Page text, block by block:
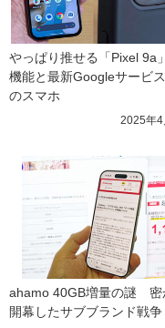
やっぱり推せる「Pixel 9a
機能と最新Googleサービ
のスマホ
2025年4
ahamo 40GB増量の謎　密
開幕したサブブランド戦争